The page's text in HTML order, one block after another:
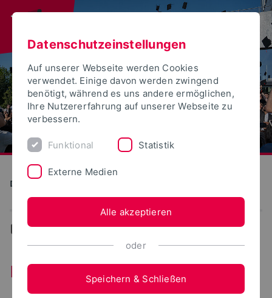
Direkte Digitale Fertigung im Kontext Industrie 4.0 (DiMan)
DiMan
Kompetenzbereiche
Datenschutzeinstellungen
Auf unserer Webseite werden Cookies
verwendet. Einige davon werden zwingend
benötigt, während es uns andere ermöglichen,
Ihre Nutzererfahrung auf unserer Webseite zu
verbessern.
Funktional Statistik
Externe Medien
Alle akzeptieren
oder
Speichern & Schließen